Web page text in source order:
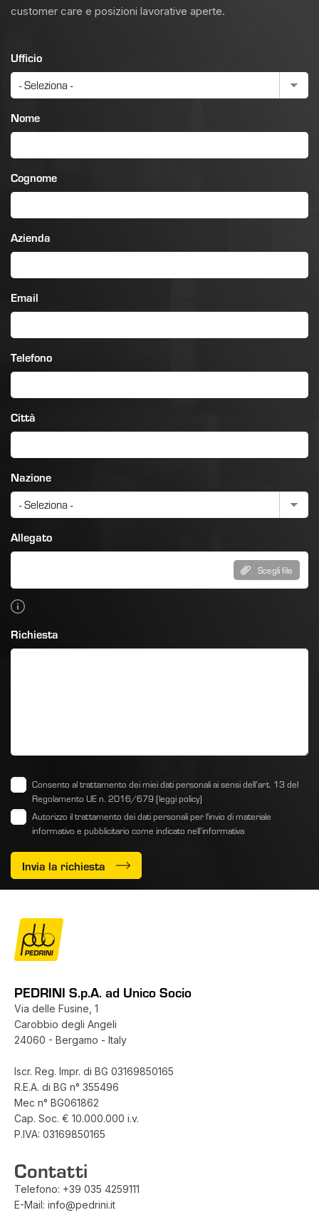
customer care e posizioni lavorative aperte.
Ufficio
Nome
Cognome
Azienda
Email
Telefono
Città
Nazione
Allegato
Scegli file
Richiesta
Consento al trattamento dei miei dati personali ai sensi dell’art. 13 del
Regolamento UE n. 2016/679 (leggi policy)
Autorizzo il trattamento dei dati personali per l'invio di materiale
informativo e pubblicitario come indicato nell’informativa
Invia la richiesta
PEDRINI S.p.A. ad Unico Socio
Via delle Fusine, 1
Carobbio degli Angeli
24060 - Bergamo - Italy
Iscr. Reg. Impr. di BG 03169850165
R.E.A. di BG n° 355496
Mec n° BG061862
Cap. Soc. € 10.000.000 i.v.
P.IVA: 03169850165
Contatti
Telefono: +39 035 4259111
E-Mail: info@pedrini.it